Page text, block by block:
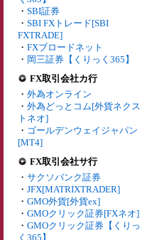
・ SBI証券
・ SBI FXトレード[SBI
FXTRADE]
・ FXブロードネット
・ 岡三証券【くりっく365】
FX取引会社カ行
・ 外為オンライン
・ 外為どっとコム[外貨ネクス
トネオ]
・ ゴールデンウェイジャパン
[MT4]
FX取引会社サ行
・ サクソバンク証券
・ JFX[MATRIXTRADER]
・ GMO外貨[外貨ex]
・ GMOクリック証券[FXネオ]
・ GMOクリック証券【くりっ
く365】